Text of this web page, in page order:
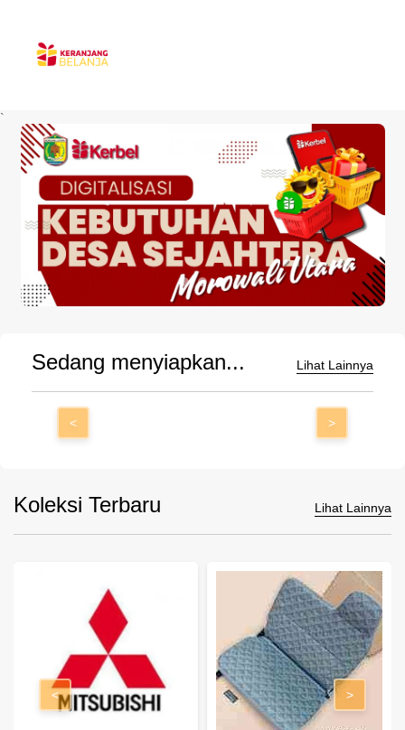
`
Sedang menyiapkan... Lihat Lainnya
< >
Koleksi Terbaru Lihat Lainnya
< >